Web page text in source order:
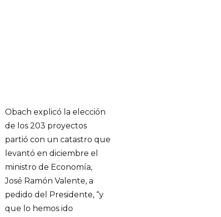
Obach explicó la elección
de los 203 proyectos
partió con un catastro que
levantó en diciembre el
ministro de Economía,
José Ramón Valente, a
pedido del Presidente, “y
que lo hemos ido